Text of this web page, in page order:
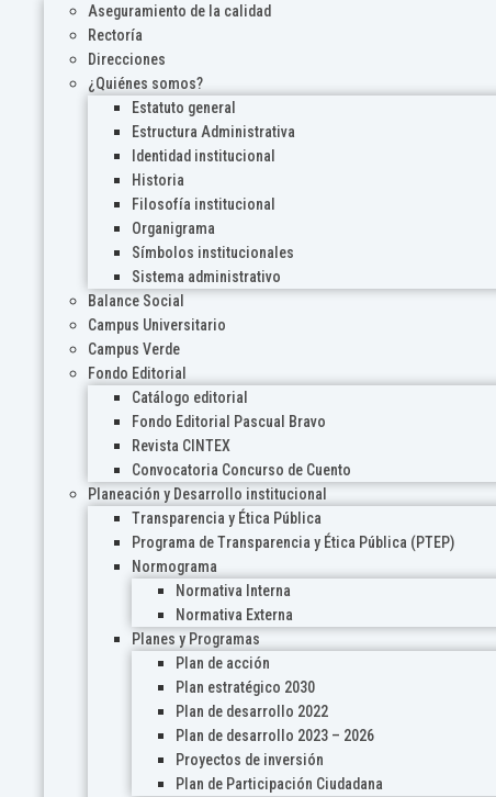
Aseguramiento de la calidad
Rectoría
Direcciones
¿Quiénes somos?
Estatuto general
Estructura Administrativa
Identidad institucional
Historia
Filosofía institucional
Organigrama
Símbolos institucionales
Sistema administrativo
Balance Social
Campus Universitario
Campus Verde
Fondo Editorial
Catálogo editorial
Fondo Editorial Pascual Bravo
Revista CINTEX
Convocatoria Concurso de Cuento
Planeación y Desarrollo institucional
Transparencia y Ética Pública
Programa de Transparencia y Ética Pública (PTEP)
Normograma
Normativa Interna
Normativa Externa
Planes y Programas
Plan de acción
Plan estratégico 2030
Plan de desarrollo 2022
Plan de desarrollo 2023 – 2026
Proyectos de inversión
Plan de Participación Ciudadana